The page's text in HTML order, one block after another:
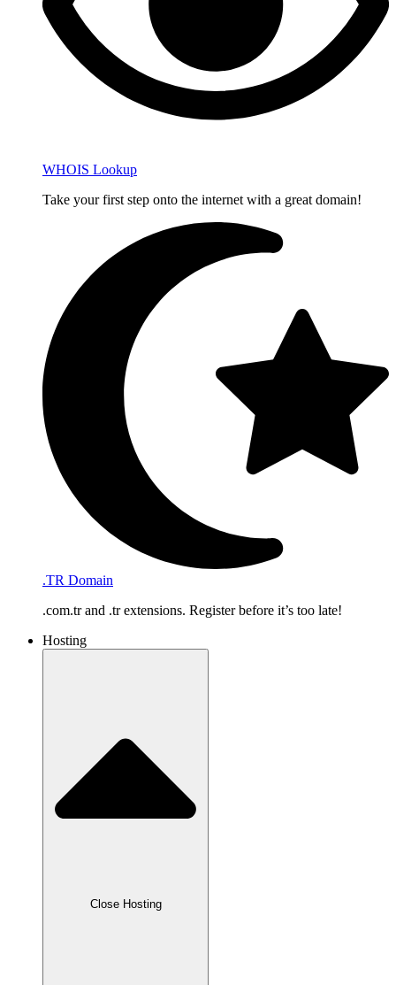
WHOIS Lookup
Take your first step onto the internet with a great domain!
.TR Domain
.com.tr and .tr extensions. Register before it’s too late!
Hosting
Close Hosting